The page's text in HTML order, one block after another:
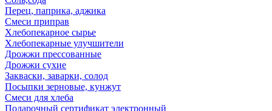
Перец, паприка, аджика
Смеси приправ
Хлебопекарное сырье
Хлебопекарные улучшители
Дрожжи прессованные
Дрожжи сухие
Закваски, заварки, солод
Посыпки зерновые, кунжут
Смеси для хлеба
Подарочный сертификат электронный